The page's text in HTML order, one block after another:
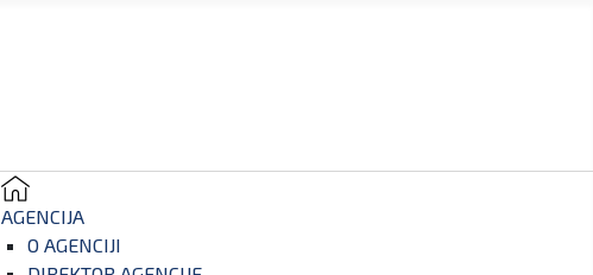
AGENCIJA
O AGENCIJI